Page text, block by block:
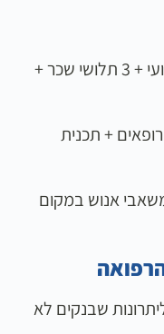
: תעודת זהות + רישיון מקצועי + 3 תלושי שכר +
+ תכנית
אנוש במקום
שבנקים לא